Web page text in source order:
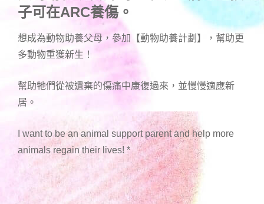
子可在ARC養傷。
想成為動物助養父母，參加【動物助養計劃】，幫助更
多動物重獲新生！
幫助牠們從被遺棄的傷痛中康復過來，並慢慢適應新
居。
I want to be an animal support parent and help more
animals regain their lives! *